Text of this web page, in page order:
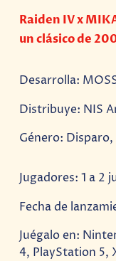
Raiden IV x
un clásico de
Desarrolla:
Distribuye: NIS
Género:
Jugadores: 1 a 2
Fecha de
Juégalo en:
4, PlayStation 5,